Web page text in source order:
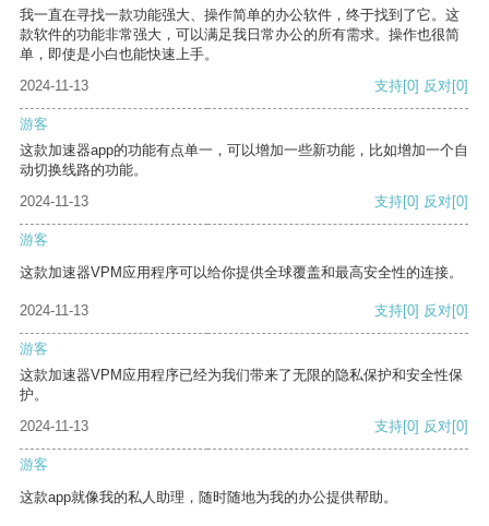
我一直在寻找一款功能强大、操作简单的办公软件，终于找到了它。这
款软件的功能非常强大，可以满足我日常办公的所有需求。操作也很简
单，即使是小白也能快速上手。
2024-11-13
支持[0] 反对[0]
游客
这款加速器app的功能有点单一，可以增加一些新功能，比如增加一个自
动切换线路的功能。
2024-11-13
支持[0] 反对[0]
游客
这款加速器VPM应用程序可以给你提供全球覆盖和最高安全性的连接。
2024-11-13 支持[0] 反对[0]
游客
这款加速器VPM应用程序已经为我们带来了无限的隐私保护和安全性保
护。
2024-11-13
支持[0] 反对[0]
游客
这款app就像我的私人助理，随时随地为我的办公提供帮助。